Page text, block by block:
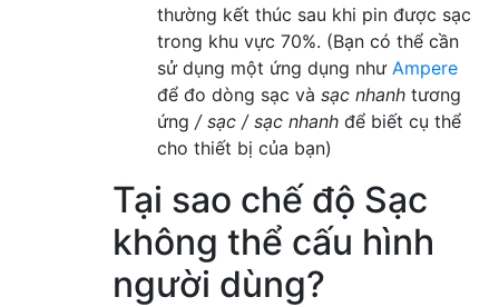
thường kết thúc sau khi pin được sạc
trong khu vực 70%. (Bạn có thể cần
sử dụng một ứng dụng như Ampere
để đo dòng sạc và sạc nhanh tương
ứng / sạc / sạc nhanh để biết cụ thể
cho thiết bị của bạn)
Tại sao chế độ Sạc
không thể cấu hình
người dùng?